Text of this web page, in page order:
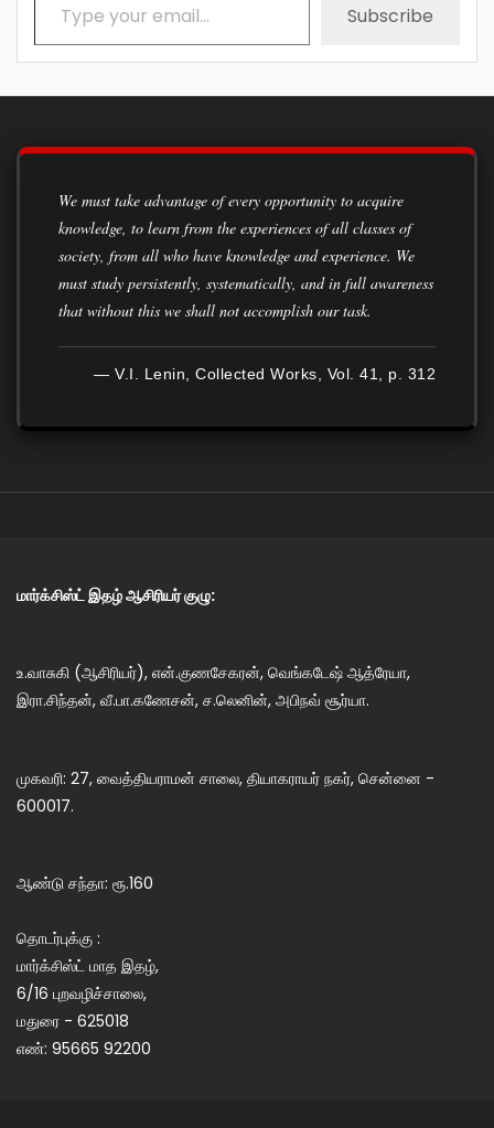
Subscribe
We must take advantage of every opportunity to acquire
knowledge, to learn from the experiences of all classes of
society, from all who have knowledge and experience. We
must study persistently, systematically, and in full awareness
that without this we shall not accomplish our task.
— V.I. Lenin, Collected Works, Vol. 41, p. 312
மார்க்சிஸ்ட் இதழ் ஆசிரியர் குழு:
உ.வாசுகி (ஆசிரியர்), என்.குணசேகரன், வெங்கடேஷ் ஆத்ரேயா,
இரா.சிந்தன், வீ.பா.கணேசன், ச.லெனின், அபிநவ் சூர்யா.
முகவரி: 27, வைத்தியராமன் சாலை, தியாகராயர் நகர், சென்னை -
600017.
ஆண்டு சந்தா: ரூ.160
தொடர்புக்கு :
மார்க்சிஸ்ட் மாத இதழ்,
6/16 புறவழிச்சாலை,
மதுரை - 625018
எண்: 95665 92200